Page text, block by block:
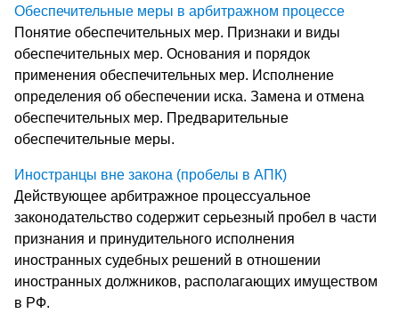
Обеспечительные меры в арбитражном процессе
Понятие обеспечительных мер. Признаки и виды
обеспечительных мер. Основания и порядок
применения обеспечительных мер. Исполнение
определения об обеспечении иска. Замена и отмена
обеспечительных мер. Предварительные
обеспечительные меры.
Иностранцы вне закона (пробелы в АПК)
Действующее арбитражное процессуальное
законодательство содержит серьезный пробел в части
признания и принудительного исполнения
иностранных судебных решений в отношении
иностранных должников, располагающих имуществом
в РФ.